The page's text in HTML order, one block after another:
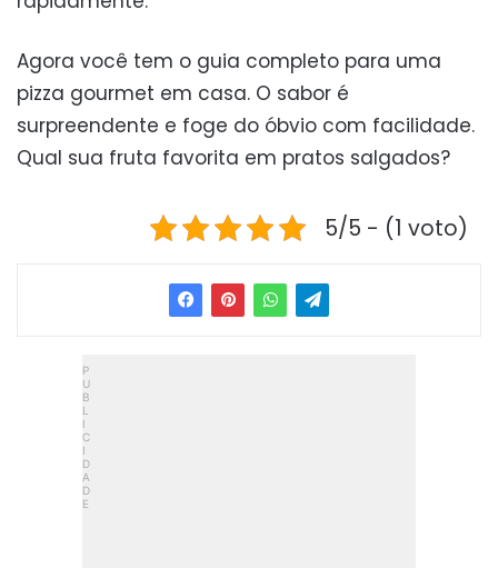
Agora você tem o guia completo para uma
pizza gourmet em casa. O sabor é
surpreendente e foge do óbvio com facilidade.
Qual sua fruta favorita em pratos salgados?
5/5 - (1 voto)